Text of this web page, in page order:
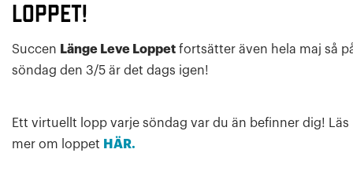
Loppet!
Succen Länge Leve Loppet fortsätter även hela maj så
söndag den 3/5 är det dags igen!
Ett virtuellt lopp varje söndag var du än befinner dig! Läs
mer om loppet HÄR.